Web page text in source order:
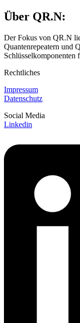
Über QR.N:
Der Fokus von QR.N
Quantenrepeatern und
Schlüsselkomponenten
Rechtliches
Impressum
Datenschutz
Social Media
Linkedin